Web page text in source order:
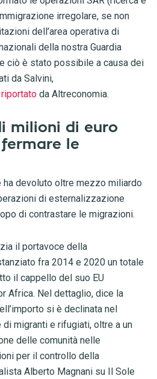
irregolare, se non
dell’area operativa di
della nostra Guardia
ciò è stato possibile a causa dei
da Salvini,
da Altreconomia.
milioni di euro
le
ha devoluto oltre mezzo miliardo
di esternalizzazione
di contrastare le migrazioni.
il portavoce della
fra 2014 e 2020 un totale
il cappello del suo EU
Africa. Nel dettaglio, dice la
si è declinata nel
migranti e rifugiati, oltre a un
delle comunità nelle
per il controllo della
Alberto Magnani su Il Sole